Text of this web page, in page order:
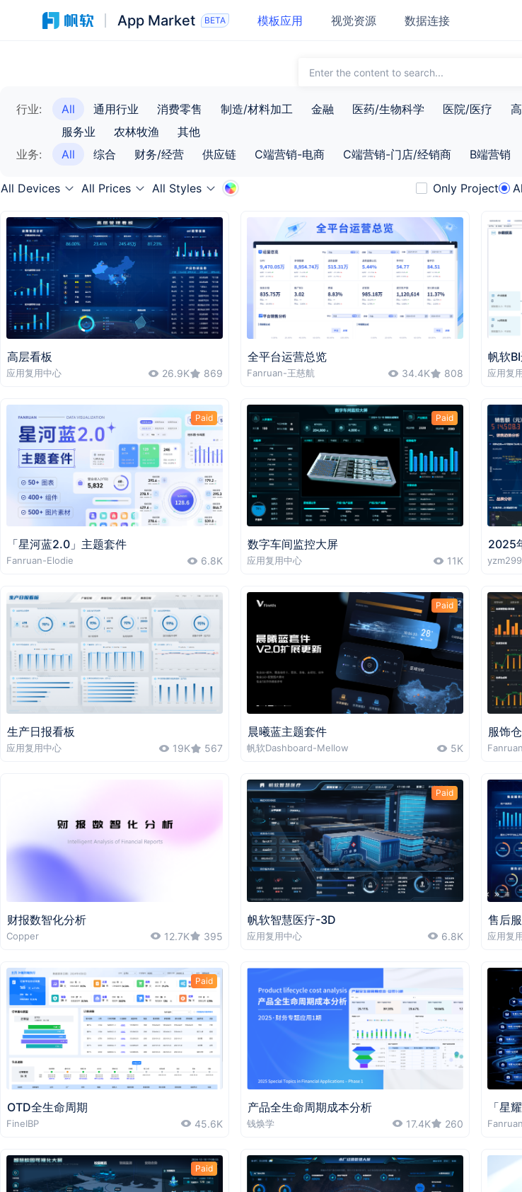
App Market BETA 模板应用 视觉资源 数据连接
行业: All 通用行业 消费零售 制造/材料加工 金融 医药/生物科学 医院/医疗
服务业
农林牧渔
其他
业务:
All 综合 财务/经营 供应链 C端营销-电商 C端营销-门店/经销商 B端营销
All Devices All Prices All Styles Only Project
高层看板
应用复用中心 26.9K 869
全平台运营总览
Fanruan-王慈航 34.4K 808
帆软
应用复
Paid
「星河蓝2.0」主题套件
Fanruan-Elodie 6.8K
Paid
数字车间监控大屏
应用复用中心 11K
2025
生产日报看板
应用复用中心 19K 567
Paid
晨曦蓝主题套件
帆软Dashboard-Mellow 5K
服饰
财报数智化分析
Copper 12.7K 395
Paid
帆软智慧医疗-3D
应用复用中心 6.8K
售后
应用复
Paid
OTD全生命周期
FineIBP 45.6K
产品全生命周期成本分析
钱焕学 17.4K 260
「星
Paid